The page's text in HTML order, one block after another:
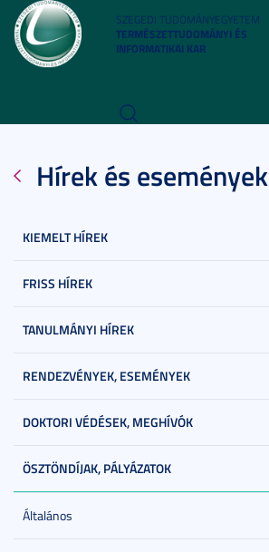
SZEGEDI TUDOMÁNYEGYETEM
TERMÉSZETTUDOMÁNYI ÉS
INFORMATIKAI KAR
Hírek és események
KIEMELT HÍREK
FRISS HÍREK
TANULMÁNYI HÍREK
RENDEZVÉNYEK, ESEMÉNYEK
DOKTORI VÉDÉSEK, MEGHÍVÓK
ÖSZTÖNDÍJAK, PÁLYÁZATOK
Általános